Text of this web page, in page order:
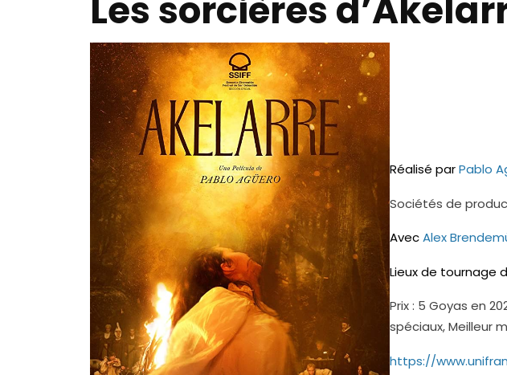
Les sorcières
Réalisé parPablo
Sociétés de
AvecAlex
Lieux de tournage
Prix : 5 Goyas en
spéciaux, Meilleur
https://